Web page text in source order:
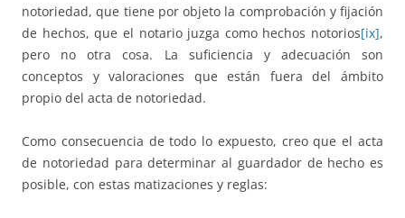
notoriedad, que tiene por objeto la comprobación y fijación
de hechos, que el notario juzga como hechos notorios[ix],
pero no otra cosa. La suficiencia y adecuación son
conceptos y valoraciones que están fuera del ámbito
propio del acta de notoriedad.
Como consecuencia de todo lo expuesto, creo que el acta
de notoriedad para determinar al guardador de hecho es
posible, con estas matizaciones y reglas: